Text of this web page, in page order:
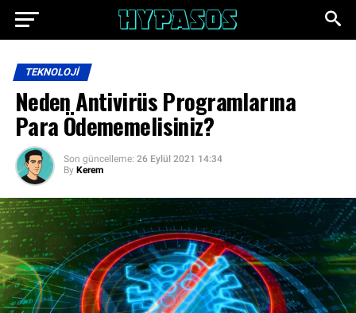
TEKNOLOJI
Neden Antivirüs Programlarına
Para Ödememelisiniz?
Son güncelleme: 26 Eylül 2021 14:34
By Kerem